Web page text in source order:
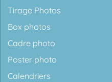
Tirage Photos
Box photos
Cadre photo
Poster photo
Calendriers